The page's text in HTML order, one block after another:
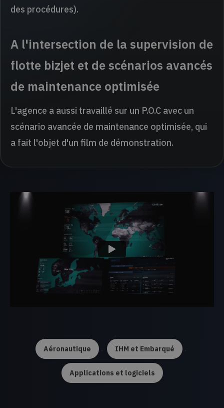
des procédures).
A l'intersection de la supervision de
flotte bizjet et de scénarios avancés
de maintenance optimisée
L'agence a aussi travaillé sur un P.O.C avec un
scénario avancée de maintenance optimisée, qui
a fait l'objet d'un film de démonstration.
Aéronautique . IHM et Embarqué .
Applications et logiciels